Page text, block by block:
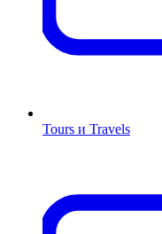
Tours и Travels